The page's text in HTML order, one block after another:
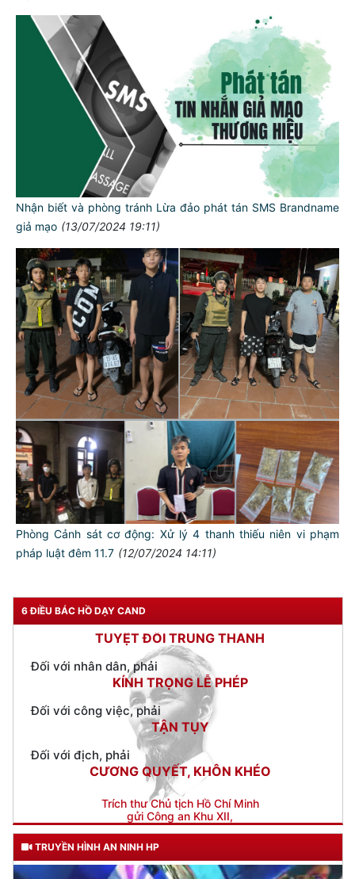
Nhận biết và phòng tránh Lừa đảo phát tán SMS Brandname
giả mạo (13/07/2024 19:11)
Phòng Cảnh sát cơ động: Xử lý 4 thanh thiếu niên vi phạm
pháp luật đêm 11.7 (12/07/2024 14:11)
6 ĐIỀU BÁC HỒ DẠY CAND
TƯ CÁCH
NGƯỜI CÔNG AN CÁCH MỆNH LÀ:
Đối với tự mình, phải
CẦN, KIỆM, LIÊM, CHÍNH
Đối với đồng sự, phải
THÂN ÁI GIÚP ĐỠ
Đối với nhân dân, phải
KÍNH TRỌNG LỄ PHÉP
Đối với công việc, phải
TẬN TỤY
Đối với địch, phải
CƯƠNG QUYẾT, KHÔN KHÉO
Trích thư Chủ tịch Hồ Chí Minh
gửi Công an Khu XII,
ngày 11 tháng 3 năm 1948.
TRUYỀN HÌNH AN NINH HP